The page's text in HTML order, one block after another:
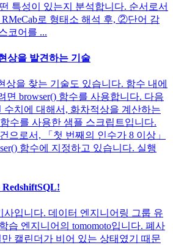
특성이 있는지 분석합니다. 순서로서
로 형태소 해석 후, ②단어 감
코어를 ...
상을 발견하는 기술
상을 찾는 기술도 있습니다. 함수 내에
면 browser() 함수를 사용합니다. 다음
수치에 대해서, 화차적상을 계산하는
수를 사용한 샘플 스크립트입니다.
으로서, 「첫 번째의 인수가 8 이상」
함수에 지정하고 있습니다. 실행
사입니다. 데이터 엔지니어링 그룹 유
습 엔지니어의 tomomoto입니다. 폐사
캘린더가 비어 있는 상태였기 때문